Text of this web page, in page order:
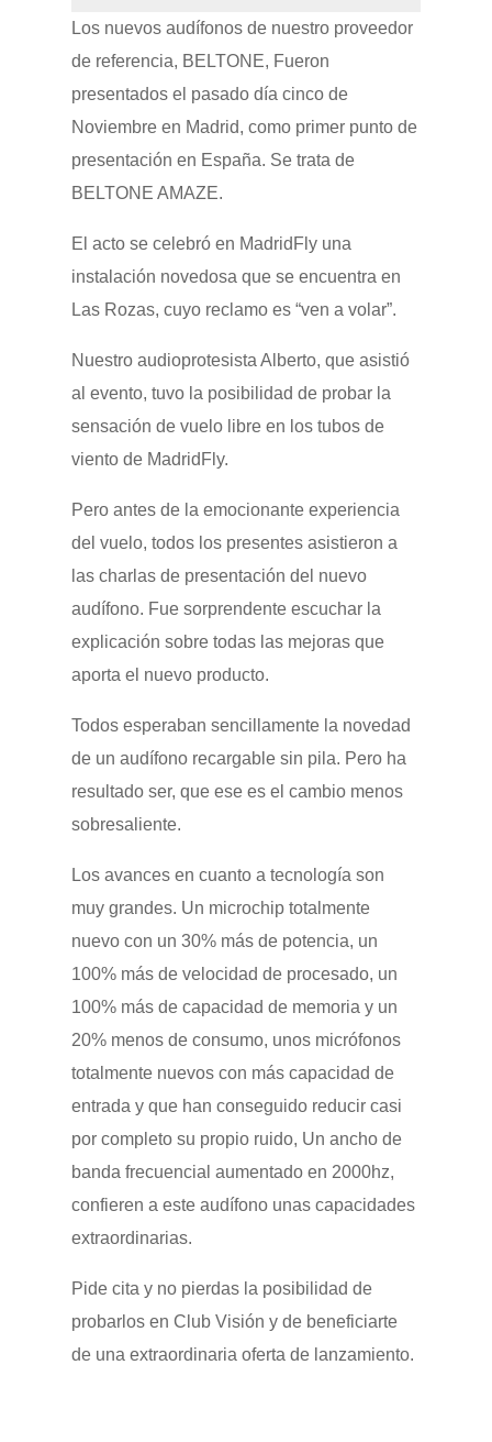
Los nuevos audífonos de nuestro proveedor
de referencia, BELTONE, Fueron
presentados el pasado día cinco de
Noviembre en Madrid, como primer punto de
presentación en España. Se trata de
BELTONE AMAZE.
El acto se celebró en MadridFly una
instalación novedosa que se encuentra en
Las Rozas, cuyo reclamo es “ven a volar”.
Nuestro audioprotesista Alberto, que asistió
al evento, tuvo la posibilidad de probar la
sensación de vuelo libre en los tubos de
viento de MadridFly.
Pero antes de la emocionante experiencia
del vuelo, todos los presentes asistieron a
las charlas de presentación del nuevo
audífono. Fue sorprendente escuchar la
explicación sobre todas las mejoras que
aporta el nuevo producto.
Todos esperaban sencillamente la novedad
de un audífono recargable sin pila. Pero ha
resultado ser, que ese es el cambio menos
sobresaliente.
Los avances en cuanto a tecnología son
muy grandes. Un microchip totalmente
nuevo con un 30% más de potencia, un
100% más de velocidad de procesado, un
100% más de capacidad de memoria y un
20% menos de consumo, unos micrófonos
totalmente nuevos con más capacidad de
entrada y que han conseguido reducir casi
por completo su propio ruido, Un ancho de
banda frecuencial aumentado en 2000hz,
confieren a este audífono unas capacidades
extraordinarias.
Pide cita y no pierdas la posibilidad de
probarlos en Club Visión y de beneficiarte
de una extraordinaria oferta de lanzamiento.